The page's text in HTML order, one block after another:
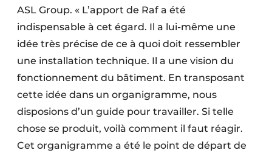
ASL Group. « L’apport de Raf a été
indispensable à cet égard. Il a lui-même une
idée très précise de ce à quoi doit ressembler
une installation technique. Il a une vision du
fonctionnement du bâtiment. En transposant
cette idée dans un organigramme, nous
disposions d’un guide pour travailler. Si telle
chose se produit, voilà comment il faut réagir.
Cet organigramme a été le point de départ de